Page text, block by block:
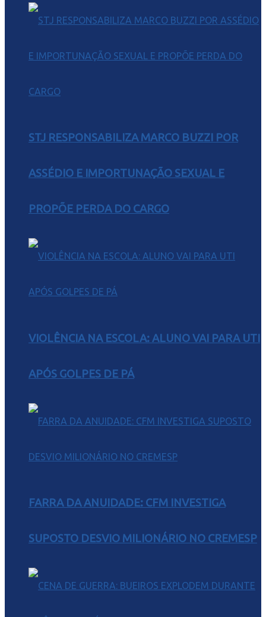
STJ RESPONSABILIZA MARCO BUZZI POR
ASSÉDIO E IMPORTUNAÇÃO SEXUAL E
PROPÕE PERDA DO CARGO
VIOLÊNCIA NA ESCOLA: ALUNO VAI PARA UTI
APÓS GOLPES DE PÁ
FARRA DA ANUIDADE: CFM INVESTIGA
SUPOSTO DESVIO MILIONÁRIO NO CREMESP